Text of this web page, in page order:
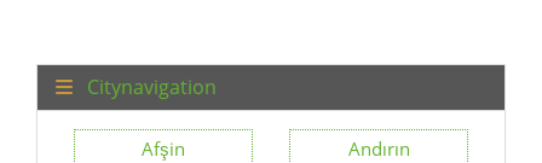
Citynavigation
Afşin Andırın